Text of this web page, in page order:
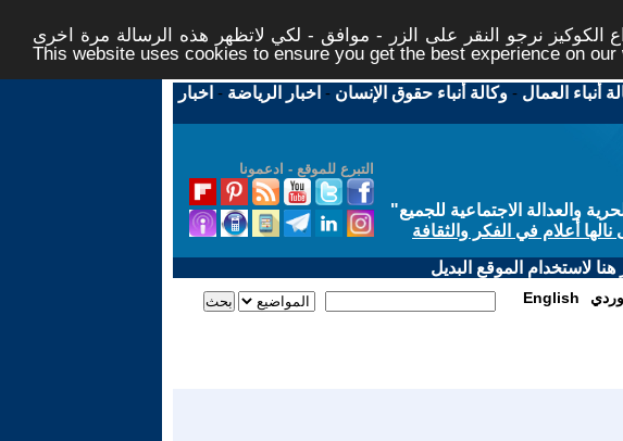
نرجو النقر على الزر - موافق - لكي لاتظهر هذه الرسالة مرة اخرى -
This website uses cookies to ensure you get the best experience on our
أنباء العمال -وكالة أنباء حقوق الإنسان - اخبار الرياضة - اخبار
التبرع للموقع - ادعمونا
والعدالة الاجتماعية للجميع"
أعلام في الفكر والثقافة
لاستخدام الموقع البديل
English